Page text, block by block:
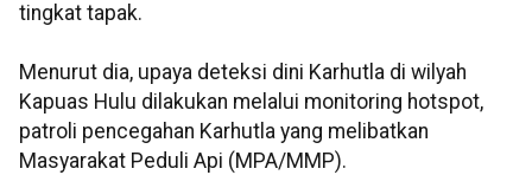
tingkat tapak.
Menurut dia, upaya deteksi dini Karhutla di wilyah
Kapuas Hulu dilakukan melalui monitoring hotspot,
patroli pencegahan Karhutla yang melibatkan
Masyarakat Peduli Api (MPA/MMP).